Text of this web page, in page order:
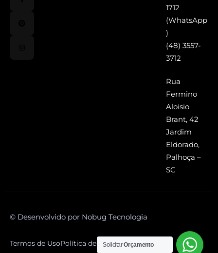
1712
(WhatsApp
)
(48) 3557-
3712
Rua
Fermino
Aloisio
Brant, 42
Jardim
Eldorado,
Palhoça –
SC
© Desenvolvido por Nobug Tecnologia
Termos de UsoPolítica de Privacidade
SolicitarOrçamento